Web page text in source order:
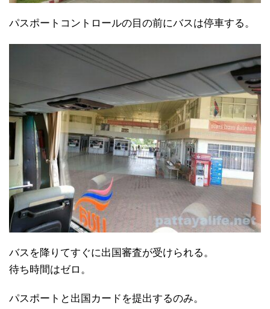
パスポートコントロールの目の前にバスは停車する。
バスを降りてすぐに出国審査が受けられる。
待ち時間はゼロ。
パスポートと出国カードを提出するのみ。